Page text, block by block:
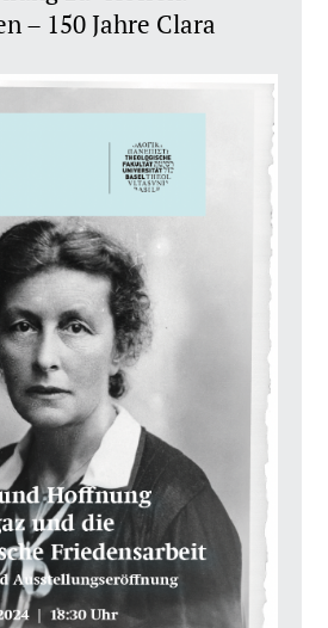
– 150 Jahre Clara